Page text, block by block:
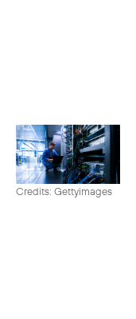
Credits: Gettyimages